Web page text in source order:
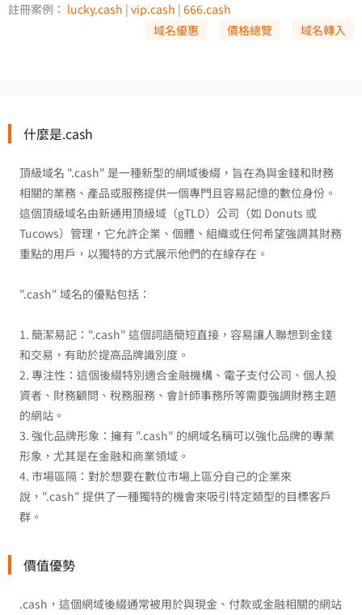
註冊案例： lucky.cash | vip.cash | 666.cash
域名優惠
價格總覽 域名轉入
什麼是.cash
頂級域名 ".cash" 是一種新型的網域後綴，旨在為與金錢和財務
相關的業務、產品或服務提供一個專門且容易記憶的數位身份。
這個頂級域名由新通用頂級域（gTLD）公司（如 Donuts 或
Tucows）管理，它允許企業、個體、組織或任何希望強調其財務
重點的用戶，以獨特的方式展示他們的在線存在。
".cash" 域名的優點包括：
1. 簡潔易記：".cash" 這個詞語簡短直接，容易讓人聯想到金錢
和交易，有助於提高品牌識別度。
2. 專注性：這個後綴特別適合金融機構、電子支付公司、個人投
資者、財務顧問、稅務服務、會計師事務所等需要強調財務主題
的網站。
3. 強化品牌形象：擁有 ".cash" 的網域名稱可以強化品牌的專業
形象，尤其是在金融和商業領域。
4. 市場區隔：對於想要在數位市場上區分自己的企業來
說，".cash" 提供了一種獨特的機會來吸引特定類型的目標客戶
群。
價值優勢
.cash，這個網域後綴通常被用於與現金、付款或金融相關的網站